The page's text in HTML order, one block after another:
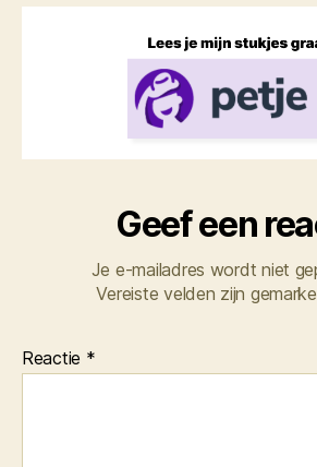
Geef een
Je e-mailadres wordt niet
Vereiste velden zijn
Reactie *